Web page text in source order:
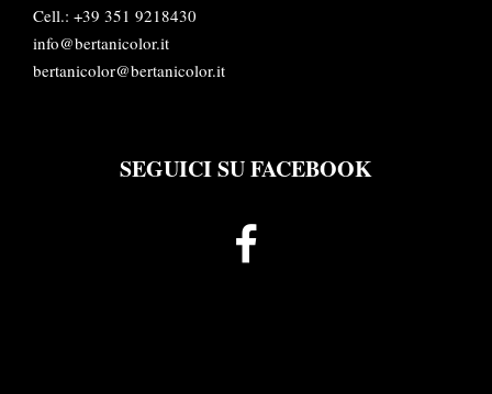
Cell.: +39 351 9218430
info@bertanicolor.it
bertanicolor@bertanicolor.it
SEGUICI SU FACEBOOK